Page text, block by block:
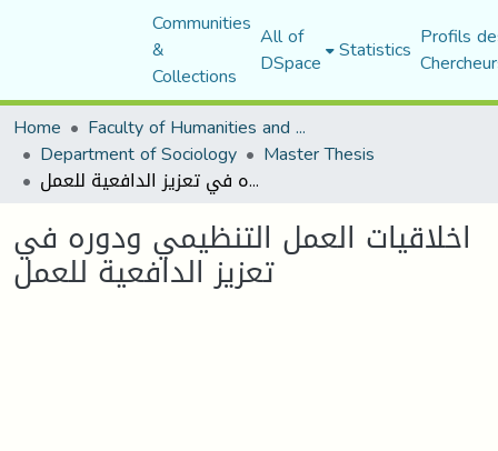
Communities
&
Collections
All of
DSpace Statistics Profils
Home
Faculty of Humanities and Social Sciences
Department of Sociology Master Thesis
اخلاقيات العمل التنظيمي ودوره في تعزيز الدافعية للعمل
اخلاقيات العمل التنظيمي ودوره في
تعزيز الدافعية للعمل